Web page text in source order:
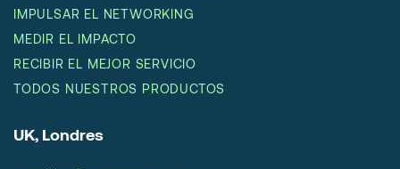
IMPULSAR EL NETWORKING
MEDIR EL IMPACTO
RECIBIR EL MEJOR SERVICIO
TODOS NUESTROS PRODUCTOS
UK, Londres